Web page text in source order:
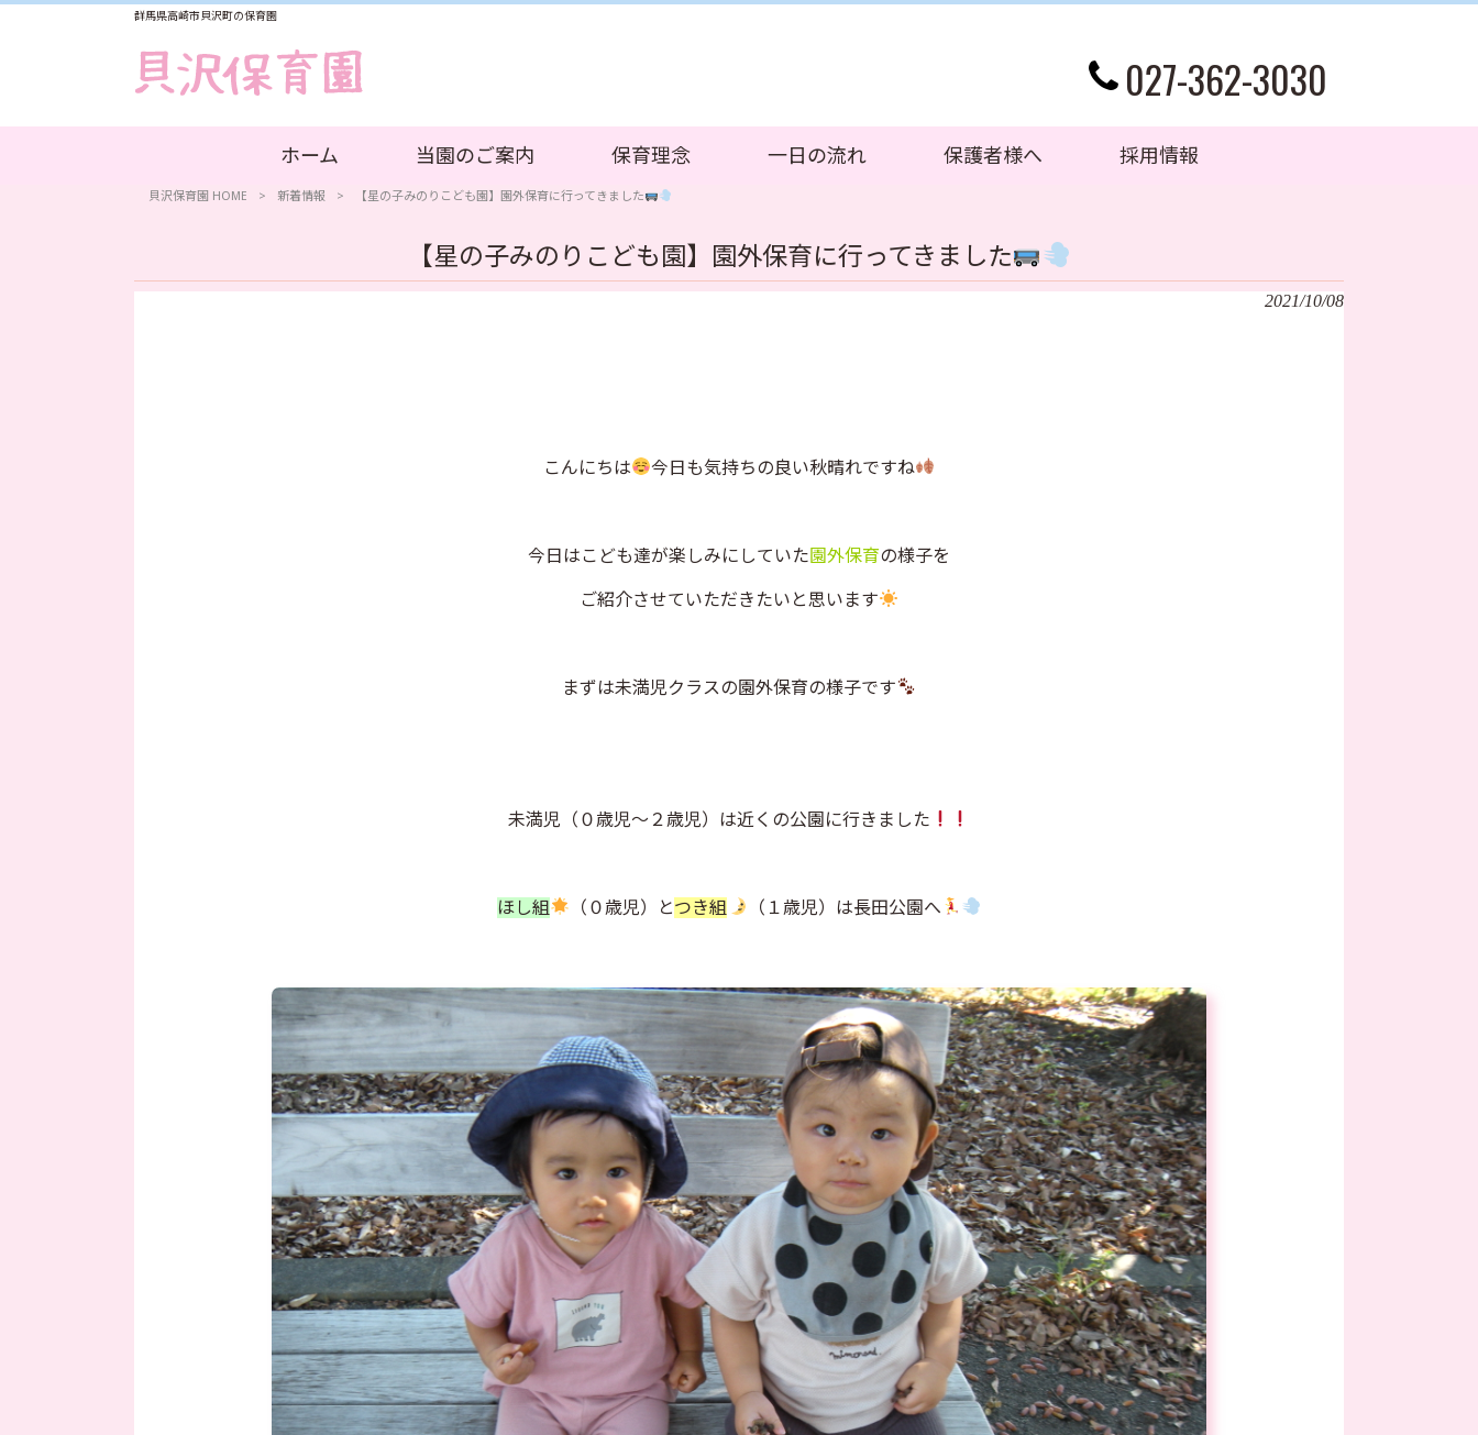
群馬県高崎市貝沢町の保育園
027-362-3030
ホーム 当園のご案内 保育理念 一日の流れ 保護者様へ 採用情報
貝沢保育園 HOME > 新着情報 > 【星の子みのりこども園】園外保育に行ってきました
【星の子みのりこども園】園外保育に行ってきました
2021/10/08
こんにちは 今日も気持ちの良い秋晴れですね
今日はこども達が楽しみにしていた園外保育の様子を
ご紹介させていただきたいと思います
まずは未満児クラスの園外保育の様子です
未満児（０歳児～２歳児）は近くの公園に行きました
ほし組 （０歳児）とつき組 （１歳児）は長田公園へ